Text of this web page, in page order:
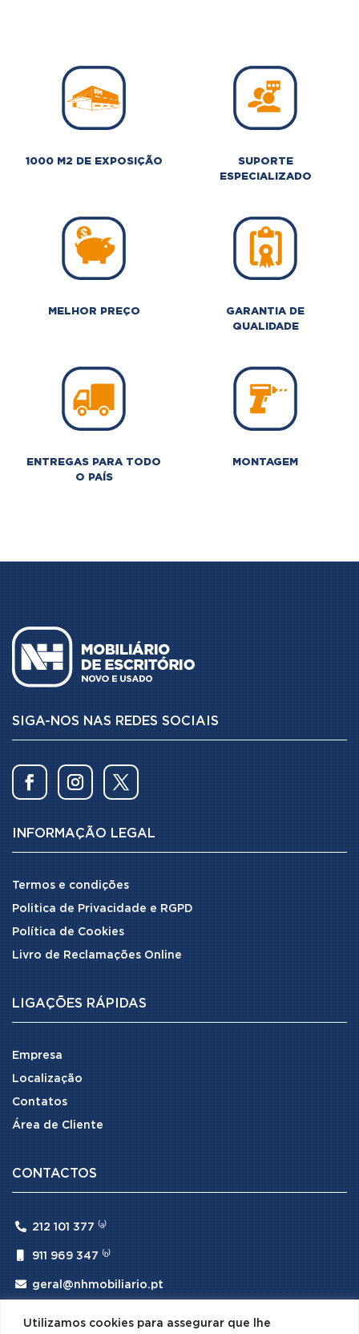
Utilizamos cookies para assegurar que lhe
1000 M2 DE EXPOSIÇÃO
SUPORTE
ESPECIALIZADO
MELHOR PREÇO
GARANTIA DE
QUALIDADE
ENTREGAS PARA TODO
O PAÍS
MONTAGEM
SIGA-NOS NAS REDES SOCIAIS
INFORMAÇÃO LEGAL
Termos e condições
Politica de Privacidade e RGPD
Política de Cookies
Livro de Reclamações Online
LIGAÇÕES RÁPIDAS
Empresa
Localização
Contatos
Área de Cliente
CONTACTOS
 212 101 377 ⁽ᵃ⁾
911 969 347 ⁽ᵇ⁾
 geral@nhmobiliario.pt